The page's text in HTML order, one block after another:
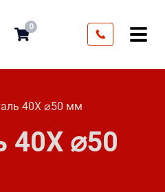
0
40Х ⌀50 мм
40Х ⌀50